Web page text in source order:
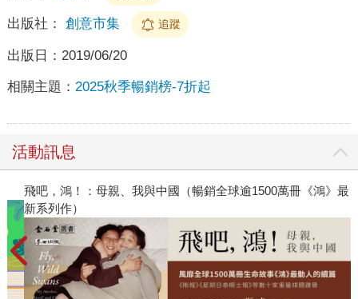
出版社： 創意市集 追蹤
出版日： 2019/06/20
相關主題： 2025秋季暢銷榜-7折起
活動訊息
飛吧，鴻！：母親、我與中國（暢銷全球逾1500萬冊《鴻》最
新系列作）